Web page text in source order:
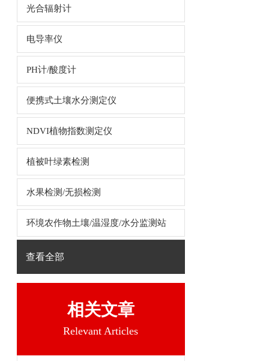
光合辐射计
电导率仪
PH计/酸度计
便携式土壤水分测定仪
NDVI植物指数测定仪
植被叶绿素检测
水果检测/无损检测
环境农作物土壤/温湿度/水分监测站
查看全部
相关文章
Relevant Articles